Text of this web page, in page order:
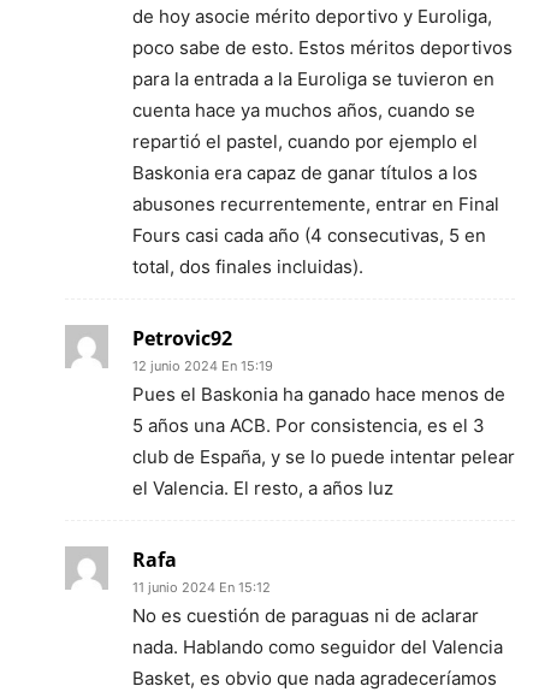
de hoy asocie mérito deportivo y Euroliga,
poco sabe de esto. Estos méritos deportivos
para la entrada a la Euroliga se tuvieron en
cuenta hace ya muchos años, cuando se
repartió el pastel, cuando por ejemplo el
Baskonia era capaz de ganar títulos a los
abusones recurrentemente, entrar en Final
Fours casi cada año (4 consecutivas, 5 en
total, dos finales incluidas).
Petrovic92
12 junio 2024 En 15:19
Pues el Baskonia ha ganado hace menos de
5 años una ACB. Por consistencia, es el 3
club de España, y se lo puede intentar pelear
el Valencia. El resto, a años luz
Rafa
11 junio 2024 En 15:12
No es cuestión de paraguas ni de aclarar
nada. Hablando como seguidor del Valencia
Basket, es obvio que nada agradeceríamos